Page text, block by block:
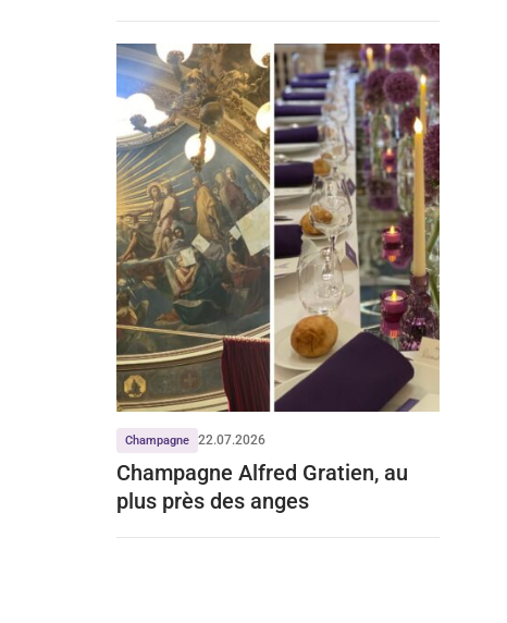
Champagne 22.07.2026
Champagne Alfred Gratien, au
plus près des anges